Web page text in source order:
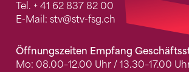
Tel. + 41 62 837 82 00
E-Mail: stv@stv-fsg.ch
Öffnungszeiten Empfang
Mo: 08.00–12.00 Uhr / 13.30–17.00